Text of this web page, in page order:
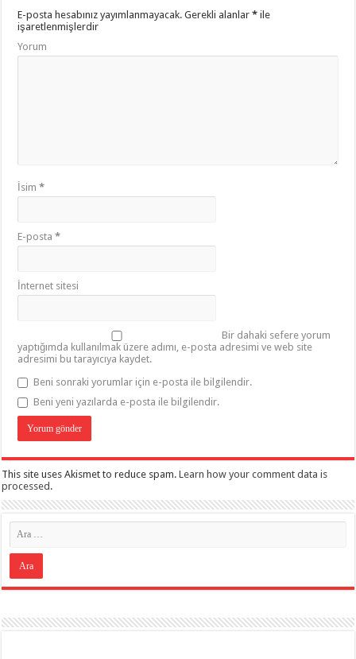
E-posta hesabınız yayımlanmayacak. Gerekli alanlar* ile
işaretlenmişlerdir
Yorum
İsim*
E-posta*
İnternet sitesi
Bir dahaki sefere yorum
yaptığımda kullanılmak üzere adımı, e-posta adresimi ve web site
adresimi bu tarayıcıya kaydet.
Beni sonraki yorumlar için e-posta ile bilgilendir.
Beni yeni yazılarda e-posta ile bilgilendir.
This site uses Akismet to reduce spam.Learn how your comment data is
processed .